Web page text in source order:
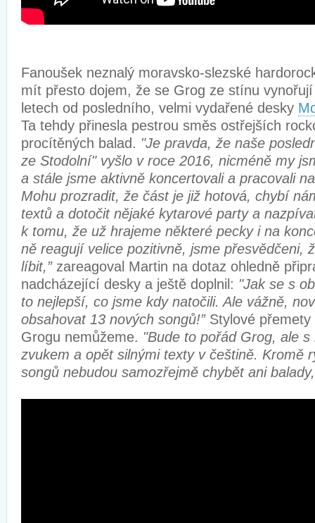
Fanoušek neznalý moravsko-slezské
mít přesto dojem, že se Grog ze stínu
letech od posledního, velmi vydařené desky
Ta tehdy přinesla pestrou směs ostřejších
procítěných balad. "Je pravda, že naše
ze Stodolní" vyšlo v roce 2016, nicméně my
a stále jsme aktivně koncertovali a pracovali
Mohu prozradit, že část je již hotová, chybí
textů a dotočit nějaké kytarové party a
k tomu, že už hrajeme některé pecky i na
ně reagují velice pozitivně, jsme přesvědčeni,
líbit,” zareagoval Martin na dotaz ohledně
nadcházející desky a ještě doplnil: "Jak se s
to nejlepší, co jsme kdy natočili. Ale vážně,
obsahovat 13 nových songů!”Stylové přemety
Grogu nemůžeme. "Bude to pořád Grog, ale
zvukem a opět silnými texty v češtině. Kromě
songů nebudou samozřejmě chybět ani